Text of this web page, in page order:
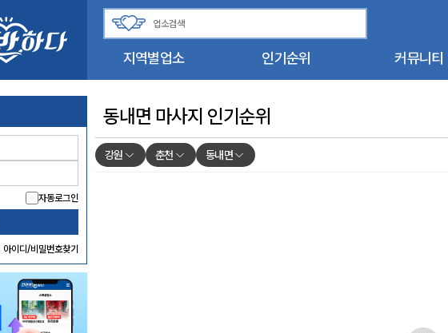
지역별업소 인기순위 커뮤니티
자동로그인
아이디/비밀번호찾기
동내면 마사지 인기순위
강원 춘천 동내면